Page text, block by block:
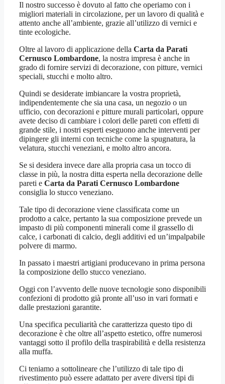
Il nostro successo è dovuto al fatto che operiamo con i
migliori materiali in circolazione, per un lavoro di qualità e
attento anche all’ambiente, grazie all’utilizzo di vernici e
tinte ecologiche.
Oltre al lavoro di applicazione della Carta da Parati
Cernusco Lombardone, la nostra impresa è anche in
grado di fornire servizi di decorazione, con pitture, vernici
speciali, stucchi e molto altro.
Quindi se desiderate imbiancare la vostra proprietà,
indipendentemente che sia una casa, un negozio o un
ufficio, con decorazioni e pitture murali particolari, oppure
avete deciso di cambiare i colori delle pareti con effetti di
grande stile, i nostri esperti eseguono anche interventi per
dipingere gli interni con tecniche come la spugnatura, la
velatura, stucchi veneziani, e molto altro ancora.
Se si desidera invece dare alla propria casa un tocco di
classe in più, la nostra ditta esperta nella decorazione delle
pareti e Carta da Parati Cernusco Lombardone
consiglia lo stucco veneziano.
Tale tipo di decorazione viene classificata come un
prodotto a calce, pertanto la sua composizione prevede un
impasto di più componenti minerali come il grassello di
calce, i carbonati di calcio, degli additivi ed un’impalpabile
polvere di marmo.
In passato i maestri artigiani producevano in prima persona
la composizione dello stucco veneziano.
Oggi con l’avvento delle nuove tecnologie sono disponibili
confezioni di prodotto già pronte all’uso in vari formati e
dalle prestazioni garantite.
Una specifica peculiarità che caratterizza questo tipo di
decorazione è che oltre all’aspetto estetico, offre numerosi
vantaggi sotto il profilo della traspirabilità e della resistenza
alla muffa.
Ci teniamo a sottolineare che l’utilizzo di tale tipo di
rivestimento può essere adattato per avere diversi tipi di